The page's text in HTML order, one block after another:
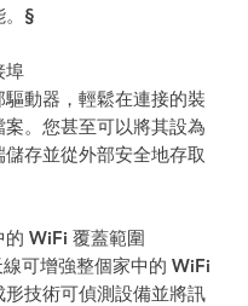
。§
埠
動器，輕鬆在連接的裝
。您甚至可以將其設為
存並從外部安全地存取
的 WiFi 覆蓋範圍
可增強整個家中的 WiFi
技術可偵測設備並將訊